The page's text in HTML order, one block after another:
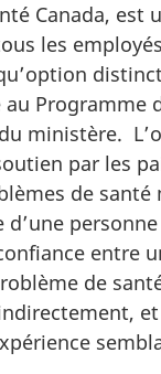
Canada, est
les
Programme
ministère.
par les
de santé
entre
de